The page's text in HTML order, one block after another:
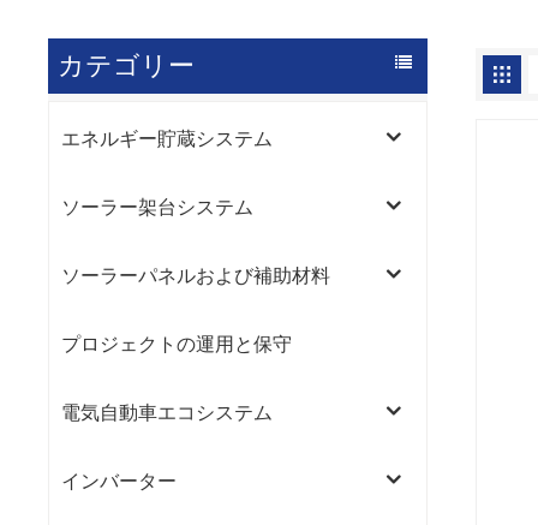
カテゴリー
エネルギー貯蔵システム
ソーラー架台システム
ソーラーパネルおよび補助材料
プロジェクトの運用と保守
電気自動車エコシステム
インバーター